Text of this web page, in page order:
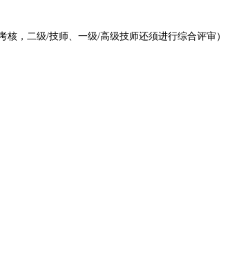
，二级/技师、一级/高级技师还须进行综合评审）